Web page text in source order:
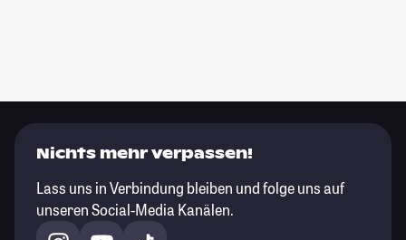
Nichts mehr verpassen!
Lass uns in Verbindung bleiben und folge uns auf
unseren Social-Media Kanälen.